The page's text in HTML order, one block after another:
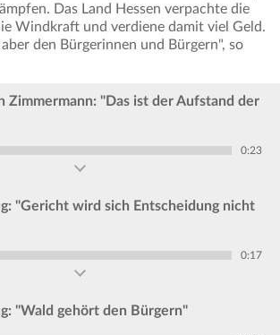
Das Land Hessen verpachte die
Windkraft und verdiene damit viel Geld.
den Bürgerinnen und Bürgern", so
Zimmermann: "Das ist der Aufstand der
0:23
"Gericht wird sich Entscheidung nicht
0:17
"Wald gehört den Bürgern"